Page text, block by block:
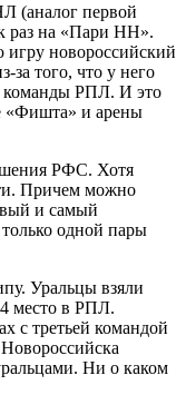
(аналог первой
раз на «Пари НН».
новороссийский
за того, что у него
команды РПЛ. И это
«Фишта» и арены
РФС. Хотя
Причем можно
и самый
одной пары
Уральцы взяли
место в РПЛ.
с третьей командой
Ни о каком